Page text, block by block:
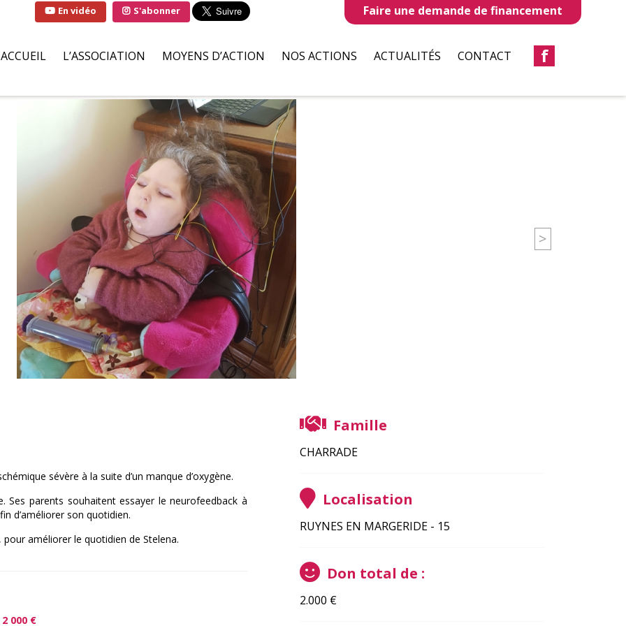
ACCUEIL L’ASSOCIATION
LA MARRAINE DE
L’ASSOCIATION
DEMANDES D’AIDES
MOYENS D’ACTION
PARTENAIRES BÉNÉVOLES
ILS S’ENGAGENT POUR NOUS
NOS ACTIONS
HÔPITAUX
ASSOCIATIONS
ACTUALITÉS CONTACT f
>
sévère à la suite d’un manque d’oxygène.
Ses parents souhaitent essayer le neurofeedback à
d’améliorer son quotidien.
améliorer le quotidien de Stelena.
2 000 €
Famille
CHARRADE
Localisation
RUYNES EN MARGERIDE - 15
Don total de :
2.000 €
Faire une demande de financement
S'abonner
En vidéo